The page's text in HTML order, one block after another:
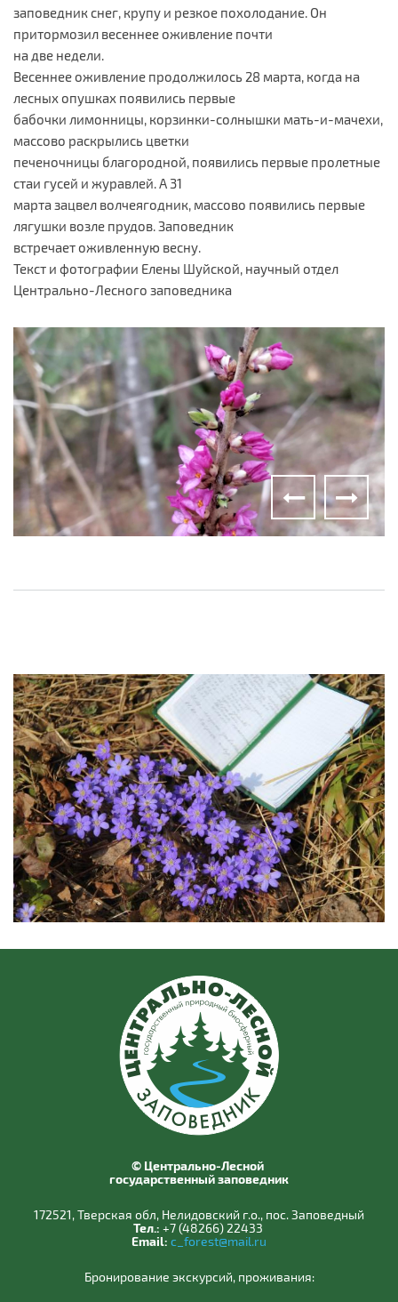
заповедник снег, крупу и резкое похолодание. Он
притормозил весеннее оживление почти
на две недели.
Весеннее оживление продолжилось 28 марта, когда на
лесных опушках появились первые
бабочки лимонницы, корзинки-солнышки мать-и-мачехи,
массово раскрылись цветки
печеночницы благородной, появились первые пролетные
стаи гусей и журавлей. А 31
марта зацвел волчеягодник, массово появились первые
лягушки возле прудов. Заповедник
встречает оживленную весну.
Текст и фотографии Елены Шуйской, научный отдел
Центрально-Лесного заповедника
© Центрально-Лесной
государственный заповедник
172521, Тверская обл, Нелидовский г.о., пос. Заповедный
Тел.: +7 (48266) 22433
Email: c_forest@mail.ru
Бронирование экскурсий, проживания: